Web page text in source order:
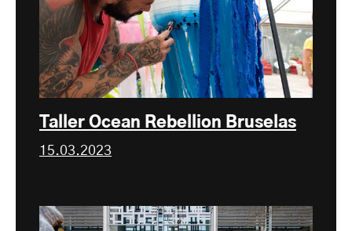
Taller Ocean Rebellion Bruselas
15.03.2023